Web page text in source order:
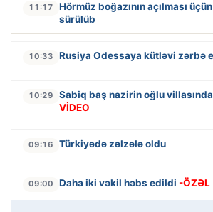
11:17
Hörmüz boğazının açılması
sürülüb
10:33 Rusiya Odessaya kütləvi zərbə
10:29 Sabiq baş nazirin oğlu
VİDEO
09:16 Türkiyədə zəlzələ oldu
09:00 Daha iki vəkil həbs edildi -ÖZƏL